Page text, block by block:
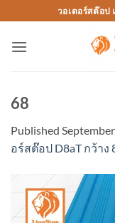
to
content
วอเตอร์สต๊อป
68
Published
อร์สต๊อป D8aT กว้าง